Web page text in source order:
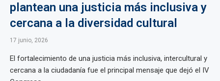
plantean una justicia más inclusiva y
cercana a la diversidad cultural
17 junio, 2026
El fortalecimiento de una justicia más inclusiva, intercultural y
cercana a la ciudadanía fue el principal mensaje que dejó el IV